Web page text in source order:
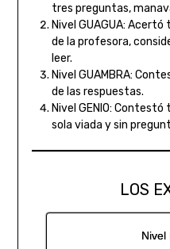
tres preguntas,
Nivel GUAGUA:
de la profesora,
leer.
Nivel GUAMBRA:
de las respuestas.
Nivel GENIO:
sola viada y sin
LOS
Nivel